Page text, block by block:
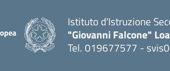
Istituto d'Istruzione
"Giovanni Falcone"
Tel. 019677577 -